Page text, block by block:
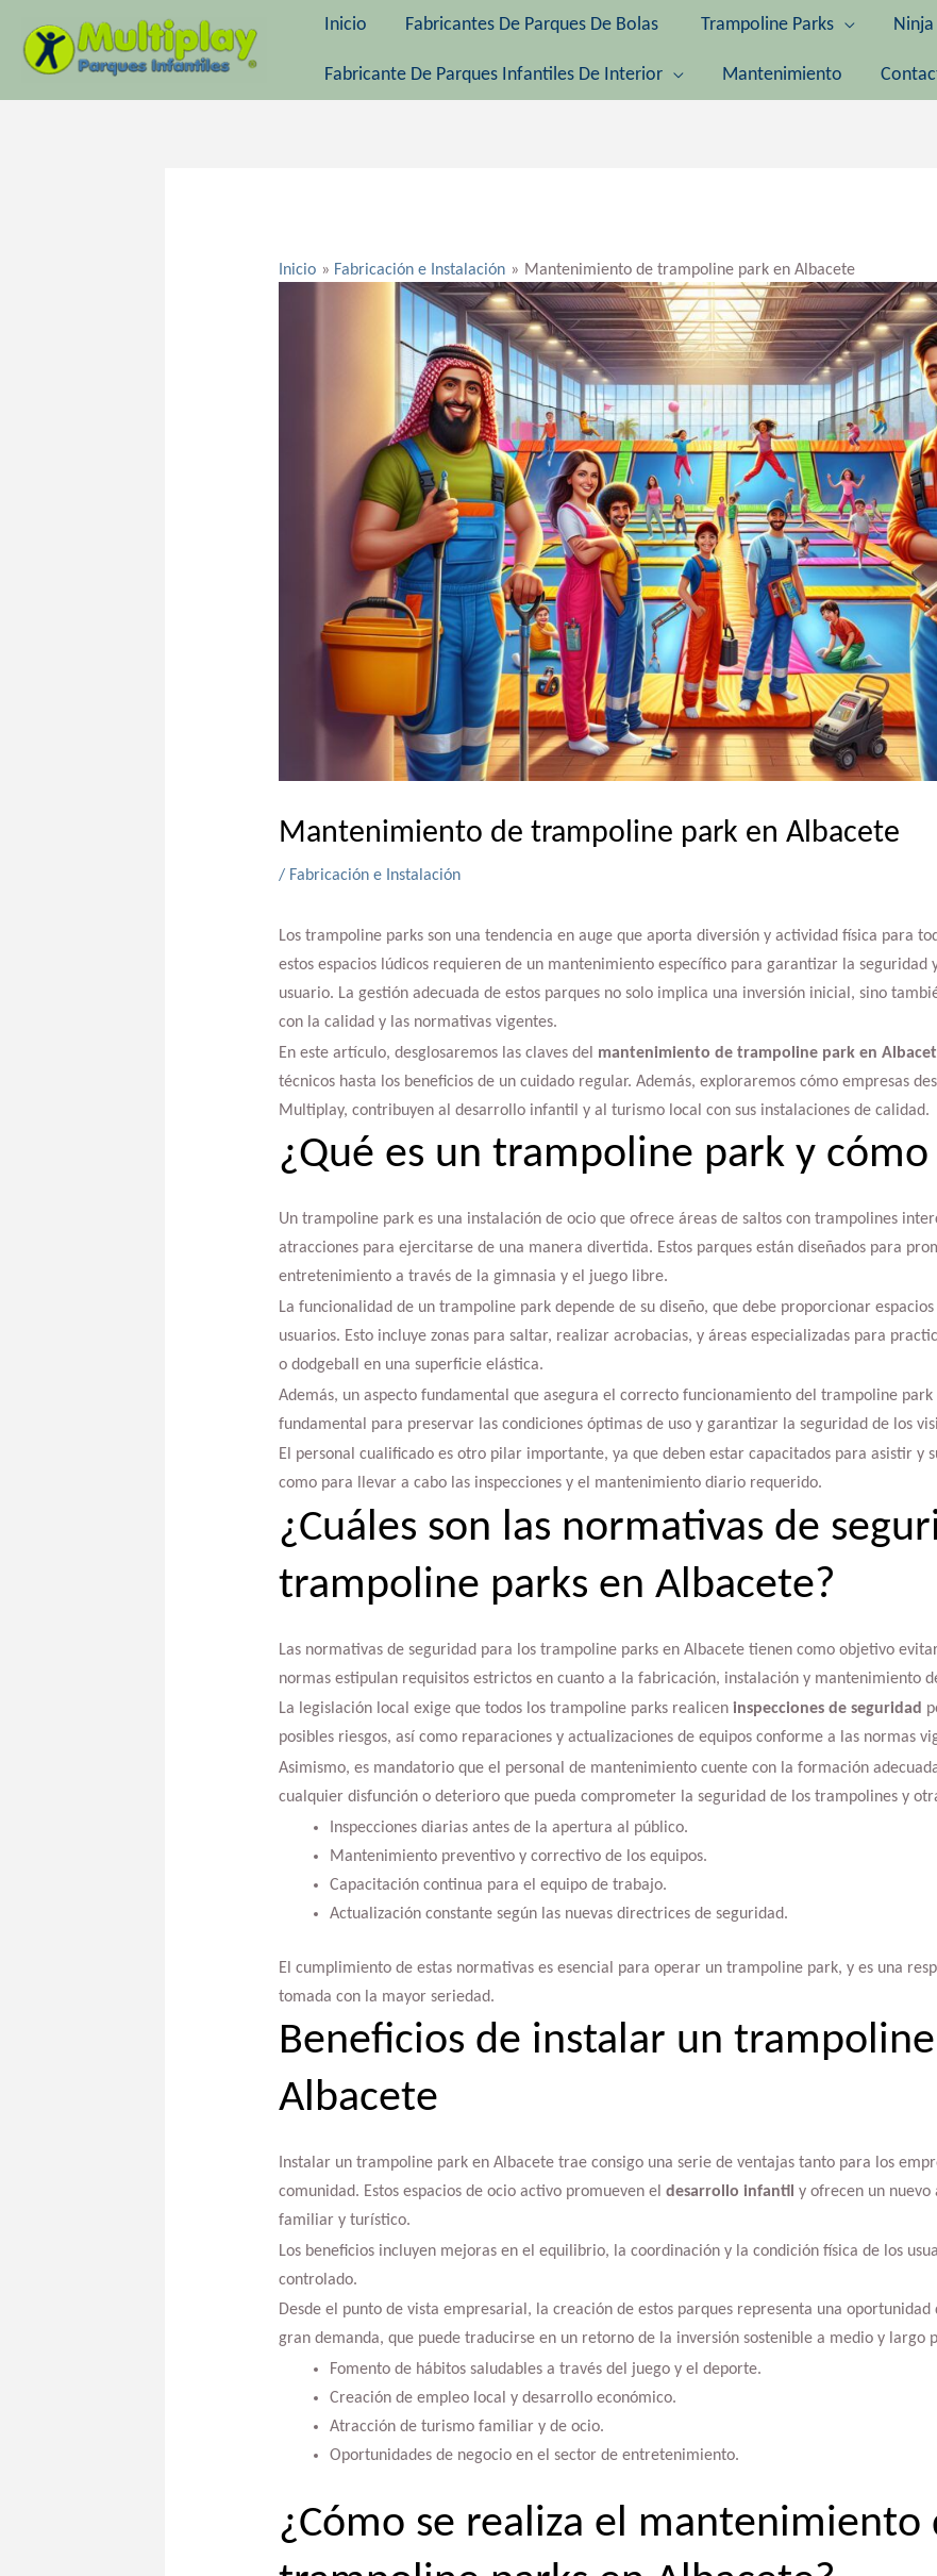
contenido
Inicio Fabricantes De Parques De Bolas Trampoline Parks
Fabricante De Parques Infantiles De Interior Mantenimiento
Inicio Fabricación e Instalación Mantenimiento de trampoline park en Albacete
Mantenimiento de trampoline park en Albacete
/ Fabricación e Instalación
Los trampoline parks son una tendencia en auge que aporta diversión y actividad física para
estos espacios lúdicos requieren de un mantenimiento específico para garantizar la seguridad
usuario. La gestión adecuada de estos parques no solo implica una inversión inicial, sino
con la calidad y las normativas vigentes.
En este artículo, desglosaremos las claves del mantenimiento de trampoline park en
técnicos hasta los beneficios de un cuidado regular. Además, exploraremos cómo empresas
Multiplay, contribuyen al desarrollo infantil y al turismo local con sus instalaciones de calidad.
¿Qué es un trampoline park y
Un trampoline park es una instalación de ocio que ofrece áreas de saltos con trampolines
atracciones para ejercitarse de una manera divertida. Estos parques están diseñados para
entretenimiento a través de la gimnasia y el juego libre.
La funcionalidad de un trampoline park depende de su diseño, que debe proporcionar
usuarios. Esto incluye zonas para saltar, realizar acrobacias, y áreas especializadas para
o dodgeball en una superficie elástica.
Además, un aspecto fundamental que asegura el correcto funcionamiento del trampoline park
fundamental para preservar las condiciones óptimas de uso y garantizar la seguridad de los
El personal cualificado es otro pilar importante, ya que deben estar capacitados para asistir y
como para llevar a cabo las inspecciones y el mantenimiento diario requerido.
¿Cuáles son las normativas de
trampoline parks en Albacete?
Las normativas de seguridad para los trampoline parks en Albacete tienen como objetivo
normas estipulan requisitos estrictos en cuanto a la fabricación, instalación y mantenimiento
La legislación local exige que todos los trampoline parks realicen inspecciones de seguridad
posibles riesgos, así como reparaciones y actualizaciones de equipos conforme a las normas
Asimismo, es mandatorio que el personal de mantenimiento cuente con la formación
cualquier disfunción o deterioro que pueda comprometer la seguridad de los trampolines y
Inspecciones diarias antes de la apertura al público.
Mantenimiento preventivo y correctivo de los equipos.
Capacitación continua para el equipo de trabajo.
Actualización constante según las nuevas directrices de seguridad.
El cumplimiento de estas normativas es esencial para operar un trampoline park, y es una
tomada con la mayor seriedad.
Beneficios de instalar un
Albacete
Instalar un trampoline park en Albacete trae consigo una serie de ventajas tanto para los
comunidad. Estos espacios de ocio activo promueven el desarrollo infantil y ofrecen un
familiar y turístico.
Los beneficios incluyen mejoras en el equilibrio, la coordinación y la condición física de los
controlado.
Desde el punto de vista empresarial, la creación de estos parques representa una oportunidad
gran demanda, que puede traducirse en un retorno de la inversión sostenible a medio y largo
Fomento de hábitos saludables a través del juego y el deporte.
Creación de empleo local y desarrollo económico.
Atracción de turismo familiar y de ocio.
Oportunidades de negocio en el sector de entretenimiento.
¿Cómo se realiza el mantenimiento